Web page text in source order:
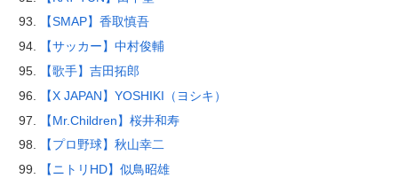
【SMAP】香取慎吾
【サッカー】中村俊輔
【歌手】吉田拓郎
【X JAPAN】YOSHIKI（ヨシキ）
【Mr.Children】桜井和寿
【プロ野球】秋山幸二
【ニトリHD】似鳥昭雄